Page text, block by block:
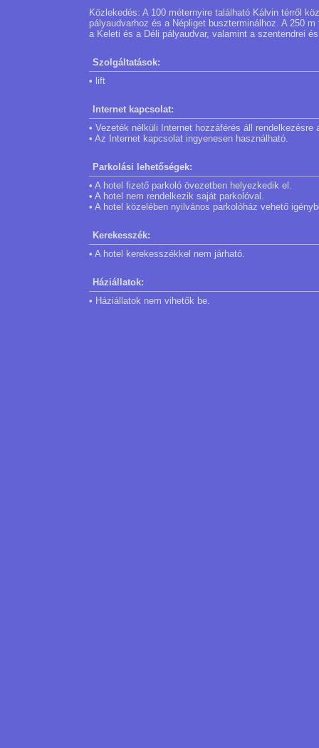
Közlekedés: A 100 méternyire található Kálvin térről
pályaudvarhoz és a Népliget buszterminálhoz. A 250
a Keleti és a Déli pályaudvar, valamint a szentendrei
Szolgáltatások:
• lift
Internet kapcsolat:
• Vezeték nélküli Internet hozzáférés áll rendelkezésre
• Az Internet kapcsolat ingyenesen használható.
Parkolási lehetőségek:
• A hotel fizető parkoló övezetben helyezkedik el.
• A hotel nem rendelkezik saját parkolóval.
• A hotel közelében nyilvános parkolóház vehető
Kerekesszék:
• A hotel kerekesszékkel nem járható.
Háziállatok:
• Háziállatok nem vihetők be.